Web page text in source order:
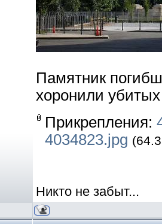
Памятник
хоронили
Прикрепления:
4034823.jpg
Никто не забыт...